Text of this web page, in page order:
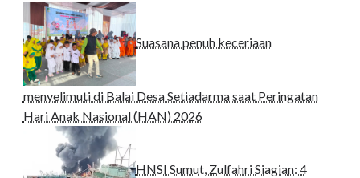
Suasana penuh keceriaan
menyelimuti di Balai Desa Setiadarma saat Peringatan
Hari Anak Nasional (HAN) 2026
HNSI Sumut, Zulfahri Siagian: 4